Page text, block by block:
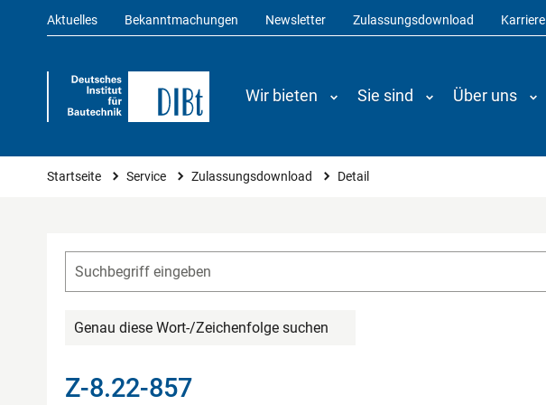
Aktuelles Bekanntmachungen Newsletter Zulassungsdownload Karriere
Wir bieten Sie sind Über uns
Sie sind hier
Startseite Service Zulassungsdownload Detail
Genau diese Wort-/Zeichenfolge suchen
Z-8.22-857